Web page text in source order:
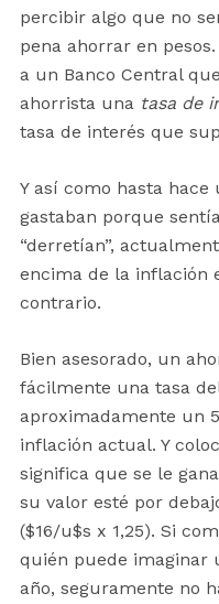
percibir algo que no
pena ahorrar en
a un Banco Central
ahorrista una tasa de
tasa de interés que
Y así como hasta
gastaban porque
“derretían”,
encima de la inflación
contrario.
Bien asesorado, un
fácilmente una tasa
aproximadamente un
inflación actual. Y
significa que se le
su valor esté por
($16/u$s x 1,25). Si
quién puede imaginar
año, seguramente no